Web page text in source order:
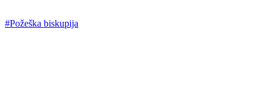
#Požeška biskupija